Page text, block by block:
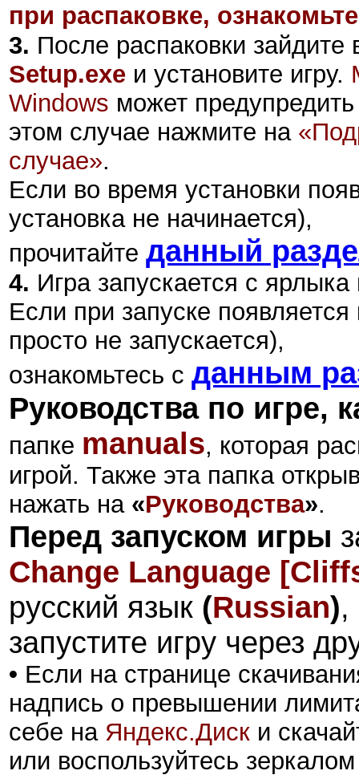
при распаковке,
3. После распаковки зайдите
Setup.exe и установите игру.
Windows может
этом случае нажмите на
случае».
Если во время установки
установка не начинается),
прочитайте данный
4. Игра запускается с
Если при запуске
просто не запускается),
ознакомьтесь с данным
Руководства по игре,
папке manuals, которая
игрой. Также эта папка
нажать на «Руководства».
Перед запуском игры
Change Language
русский язык (Russian),
запустите игру через
• Если на странице
надпись о превышении
себе на Яндекс.Диск и
или воспользуйтесь